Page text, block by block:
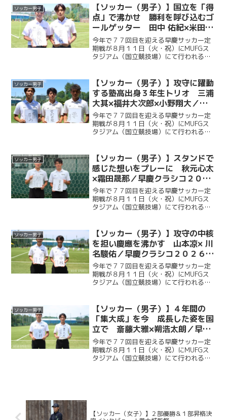
ッチに立つ。今回ケイスポでは選手だけ
ではなく、グラウンドマ...
ソッカー男子
【ソッカー（男子）】国立を「得
点」で沸かせ 勝利を呼び込むゴ
ールゲッター 田中 佑紀×米田壮
志／早慶クラシコ２０２６直前企
画第５弾
今年で７７回目を迎える早慶サッカー定
期戦が８月１１日（火・祝）にMUFGス
タジアム（国立競技場）にて行われる。
ッチに立つ。今回ケイスポでは選手だけ
ではなく、グラウンドマ...
ソッカー男子
【ソッカー（男子）】攻守に躍動
する塾高出身３年生トリオ 三浦
大其×福井大次郎×小野翔大／早
慶クラシコ２０２６直前企画第４
弾
今年で７７回目を迎える早慶サッカー定
期戦が８月１１日（火・祝）にMUFGス
タジアム（国立競技場）にて行われる。
ピッチに立つ。今回ケイスポでは選手だ
けではなく、グラウンド...
ソッカー男子
【ソッカー（男子）】スタンドで
感じた想いをプレーに 秋元心太
×霜田晟那／早慶クラシコ２０２
６直前企画第３弾
今年で７７回目を迎える早慶サッカー定
期戦が８月１１日（火・祝）にMUFGス
タジアム（国立競技場）にて行われる。
ッチに立つ。今回ケイスポでは選手だけ
ではなく、グラウンドマ...
ソッカー男子
【ソッカー（男子）】攻守の中核
を担い慶應を沸かす 山本凉× 川
名駿佑／早慶クラシコ２０２６直
前企画第２弾
今年で７７回目を迎える早慶サッカー定
期戦が８月１１日（火・祝）にMUFGス
タジアム（国立競技場）にて行われる。
ッチに立つ。今回ケイスポでは選手だけ
ではなく、グラウンドマ...
ソッカー男子
【ソッカー（男子）】４年間の
「集大成」を今 成長した姿を国
立で 斎藤大雅×朔浩太朗／早慶
クラシコ２０２６直前企画第１弾
今年で７７回目を迎える早慶サッカー定
期戦が８月１１日（火・祝）にMUFGス
タジアム（国立競技場）にて行われる。
【ソッカー（女子）】２部優勝＆１部昇格決